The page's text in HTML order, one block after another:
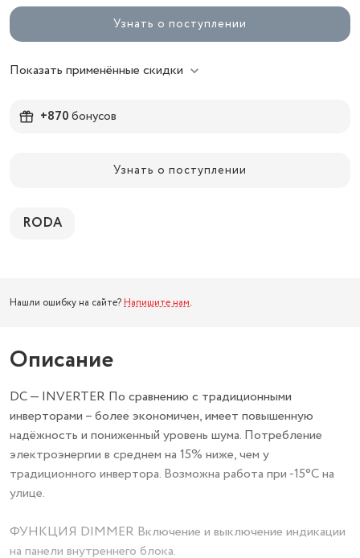
Узнать о поступлении
Показать применённые скидки
+870бонусов
Узнать о поступлении
RODA
Нашли ошибку на сайте? Напишите нам.
Описание
DC — INVERTER По сравнению с традиционными
инверторами – более экономичен, имеет повышенную
надёжность и пониженный уровень шума. Потребление
электроэнергии в среднем на 15% ниже, чем у
традиционного инвертора. Возможна работа при -15°С на
улице.
ФУНКЦИЯ DIMMER Включение и выключение индикации
на панели внутреннего блока.